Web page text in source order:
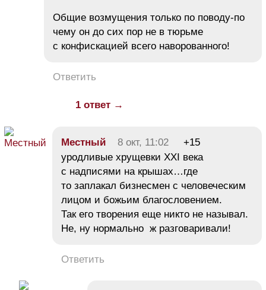
Общие возмущения только по поводу-по
чему он до сих пор не в тюрьме
с конфискацией всего наворованного!
Ответить
1 ответ →
Местный 8 окт, 11:02
+15
уродливые хрущевки XXI века
с надписями на крышах…где
то заплакал бизнесмен с человеческим
лицом и божьим благословением.
Так его творения еще никто не называл.
Не, ну нормально ж разговаривали!
Ответить